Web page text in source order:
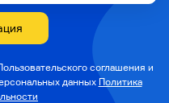
no-sampling no-
соглашения и
данных Политика